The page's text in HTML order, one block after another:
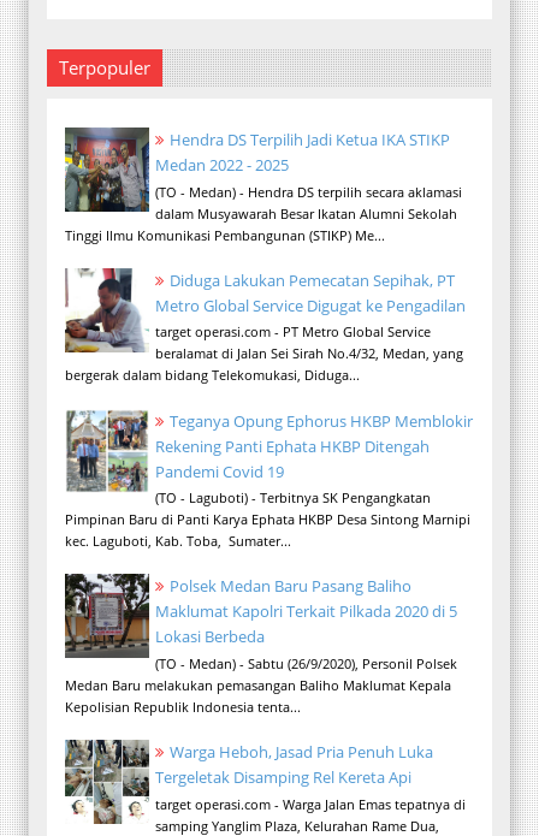
Terpopuler
Hendra DS Terpilih Jadi Ketua IKA STIKP
Medan 2022 - 2025
(TO - Medan) - Hendra DS terpilih secara aklamasi
dalam Musyawarah Besar Ikatan Alumni Sekolah
Tinggi Ilmu Komunikasi Pembangunan (STIKP) Me...
Diduga Lakukan Pemecatan Sepihak, PT
Metro Global Service Digugat ke Pengadilan
target operasi.com - PT Metro Global Service
beralamat di Jalan Sei Sirah No.4/32, Medan, yang
bergerak dalam bidang Telekomukasi, Diduga...
Teganya Opung Ephorus HKBP Memblokir
Rekening Panti Ephata HKBP Ditengah
Pandemi Covid 19
(TO - Laguboti) - Terbitnya SK Pengangkatan
Pimpinan Baru di Panti Karya Ephata HKBP Desa Sintong Marnipi
kec. Laguboti, Kab. Toba, Sumater...
Polsek Medan Baru Pasang Baliho
Maklumat Kapolri Terkait Pilkada 2020 di 5
Lokasi Berbeda
(TO - Medan) - Sabtu (26/9/2020), Personil Polsek
Medan Baru melakukan pemasangan Baliho Maklumat Kepala
Kepolisian Republik Indonesia tenta...
Warga Heboh, Jasad Pria Penuh Luka
Tergeletak Disamping Rel Kereta Api
target operasi.com - Warga Jalan Emas tepatnya di
samping Yanglim Plaza, Kelurahan Rame Dua,